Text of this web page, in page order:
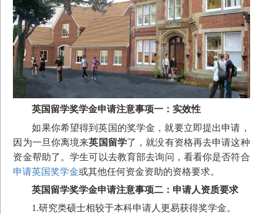
英国留学奖学金申请注意事项一：实效性
如果你希望得到英国的奖学金，就要立即提出申请，
因为一旦你离境来英国留学了，就没有资格再去申请这种
资金帮助了。学生可以去教育部去询问，看看你是否符合
申请英国奖学金或其他任何资金资助的资格要求。
英国留学奖学金申请注意事项二：申请人资质要求
1.研究类硕士相较于本科申请人更易获得奖学金。